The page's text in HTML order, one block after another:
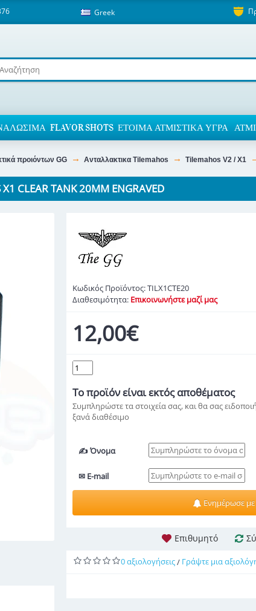
Greek
FLAVOR SHOTS ΈΤΟΙΜΑ ΑΤΜΙΣΤΙΚΆ ΥΓΡΆ
προιόντων GG Ανταλλακτικα Tilemahos Tilemahos V2 / X1
CLEAR TANK 20MM ENGRAVED
Κωδικός Προϊόντος:TILX1CTE20
Διαθεσιμότητα: Επικοινωνήστε μαζί μας
12,00€
Το προϊόνείναι εκτός αποθέματος
Συμπληρώστε τα στοιχεία σας, και θα σας
ξανά διαθέσιμο
✍ Όνομα
✉ E-mail
Ενημέρωσε με
Επιθυμητό
0 αξιολογήσεις/ Γράψτε μια